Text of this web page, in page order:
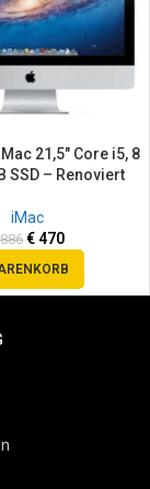
21,5″ Core i5, 8
SSD – Renoviert
iMac
€ 470